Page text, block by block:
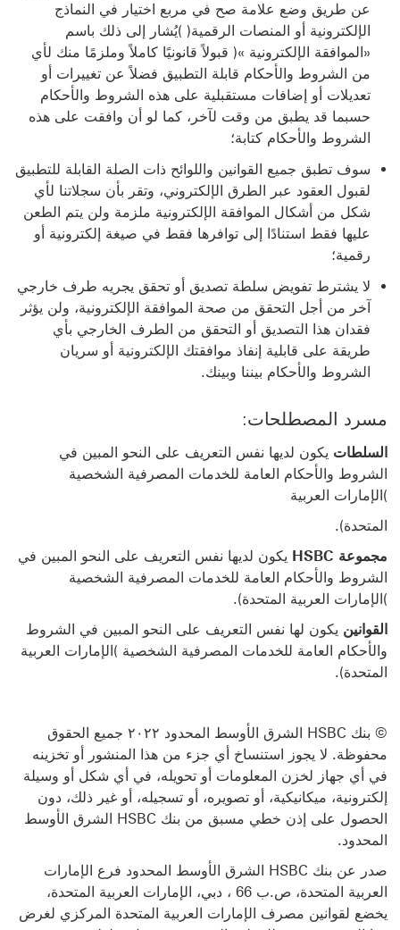
عن طريق وضع علامة صح في مربع اختيار في النماذج
الإلكترونية أو المنصات الرقمية( )يُشار إلى ذلك باسم
«الموافقة الإلكترونية »( قبولاً قانونيًا كاملاً وملزمًا منك لأي
من الشروط والأحكام قابلة التطبيق فضلاً عن تغييرات أو
تعديلات أو إضافات مستقبلية على هذه الشروط والأحكام
حسبما قد يطبق من وقت لآخر، كما لو أن وافقت على هذه
الشروط والأحكام كتابة؛
سوف تطبق جميع القوانين واللوائح ذات الصلة القابلة للتطبيق
لقبول العقود عبر الطرق الإلكتروني، وتقر بأن سجلاتنا لأي
شكل من أشكال الموافقة الإلكترونية ملزمة ولن يتم الطعن
عليها فقط استنادًا إلى توافرها فقط في صيغة إلكترونية أو
رقمية؛
لا يشترط تفويض سلطة تصديق أو تحقق يجريه طرف خارجي
آخر من أجل التحقق من صحة الموافقة الإلكترونية، ولن يؤثر
فقدان هذا التصديق أو التحقق من الطرف الخارجي بأي
طريقة على قابلية إنفاذ موافقتك الإلكترونية أو سريان
الشروط والأحكام بيننا وبينك.
مسرد المصطلحات:
السلطات يكون لديها نفس التعريف على النحو المبين في
الشروط والأحكام العامة للخدمات المصرفية الشخصية
)الإمارات العربية
المتحدة).
مجموعة HSBC
يكون لديها نفس التعريف على النحو المبين في
الشروط والأحكام العامة للخدمات المصرفية الشخصية
)الإمارات العربية المتحدة).
القوانين يكون لها نفس التعريف على النحو المبين في الشروط
والأحكام العامة للخدمات المصرفية الشخصية )الإمارات العربية
المتحدة).
© بنك HSBC الشرق الأوسط المحدود ٢٠٢٢ جميع الحقوق
محفوظة. لا يجوز استنساخ أي جزء من هذا المنشور أو تخزينه
في أي جهاز لخزن المعلومات أو تحويله، في أي شكل أو وسيلة
إلكترونية، ميكانيكية، أو تصويره، أو تسجيله، أو غير ذلك، دون
الحصول على إذن خطي مسبق
من بنك HSBC الشرق الأوسط
المحدود.
صدر عن بنك HSBC الشرق الأوسط المحدود فرع الإمارات
العربية المتحدة، ص.ب 66 ، دبي، الإمارات العربية المتحدة،
يخضع لقوانين مصرف الإمارات العربية المتحدة المركزي لغرض